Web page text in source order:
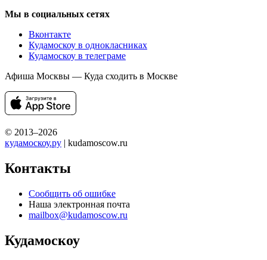
Мы в социальных сетях
Вконтакте
Кудамоскоу в однокласниках
Кудамоскоу в телеграме
Афиша Москвы — Куда сходить в Москве
© 2013–2026
кудамоскоу.ру | kudamoscow.ru
Контакты
Сообщить об ошибке
Наша электронная почта
mailbox@kudamoscow.ru
Кудамоскоу